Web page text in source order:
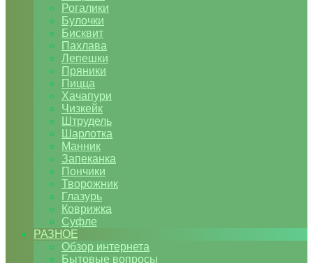
Рогалики
Булочки
Бисквит
Пахлава
Лепешки
Пряники
Пицца
Хачапури
Чизкейк
Штрудель
Шарлотка
Манник
Запеканка
Пончики
Творожник
Глазурь
Коврижка
Суфле
РАЗНОЕ
Обзор интернета
Бытовые вопросы